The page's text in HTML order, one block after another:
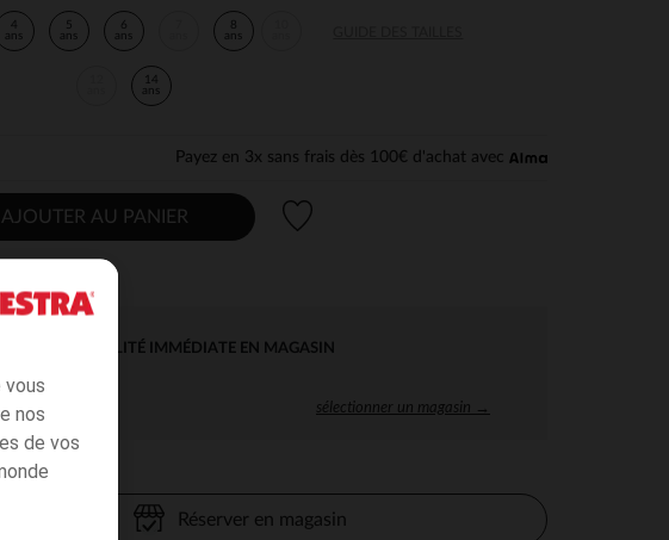
nos
de vos
4
ans
5
ans
6
ans
8
ans
14
ans
Payez en 3x sans frais dès 100€ d'achat avec
AJOUTER AU PANIER
DISPONIBILITÉ IMMÉDIATE EN MAGASIN
sélectionner un magasin →
Réserver en magasin